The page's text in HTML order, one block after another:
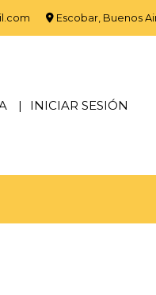
Escobar, Buenos
INICIAR SESIÓN